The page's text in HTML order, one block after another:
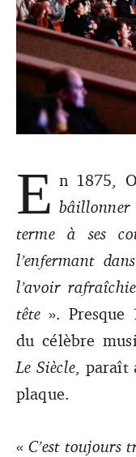
Moins d’espaces,
considération de
classique des
Smith (Creative
E n 1875,
bâillonner
terme à ses
l’enfermant
l’avoir
tête ».
du célèbre
Le Siècle, paraît
plaque.
«C’est toujours